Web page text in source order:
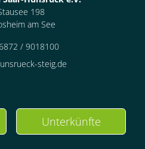
198
am See
/ 9018100
steig.de
Unterkünfte